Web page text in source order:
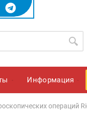
Информация
операций